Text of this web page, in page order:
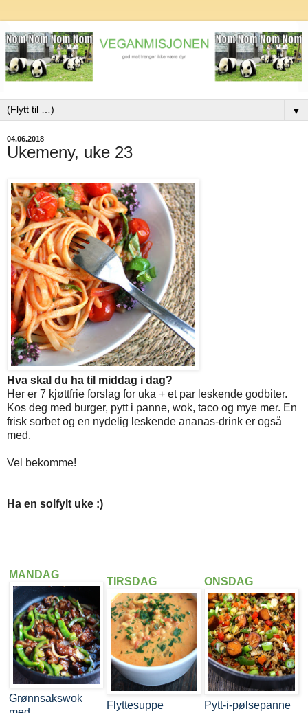
▼
04.06.2018
Ukemeny, uke 23
Hva skal du ha til middag i dag?
Her er 7 kjøttfrie forslag for uka + et par leskende godbiter.
Kos deg med burger, pytt i panne, wok, taco og mye mer. En
frisk sorbet og en nydelig leskende ananas-drink er også
med.
Vel bekomme!
Ha en solfylt uke :)
MANDAG
Grønnsakswok
TIRSDAG
Flyttesuppe
ONSDAG
Pytt-i-pølsepanne